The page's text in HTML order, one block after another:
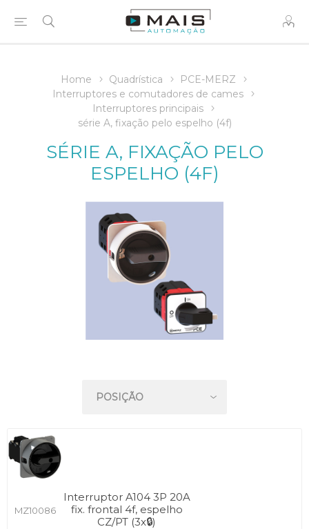
Home Quadrística
PCE-MERZ
Interruptores e comutadores de cames
Interruptores principais
série A, fixação pelo espelho (4f)
SÉRIE A, FIXAÇÃO PELO
ESPELHO (4F)
MZ10086
Interruptor A104 3P 20A
fix. frontal 4f, espelho
CZ/PT (3x🔒)